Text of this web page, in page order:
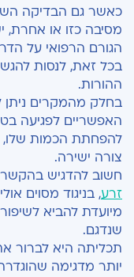
כאשר גם הבדיקה
מסיבה כזו או אחרת,
הגורם הרפואי על
בכל זאת, לנסות
ההורות.
בחלק מהמקרים
האפשריים לפגיעה
להפחתת הכמות שלו,
צורה ישירה.
חשוב להדגיש בהקשר
זרע, בניגוד מסוים
מיועדת להביא
שנדגם.
תכליתה היא לברור
יותר מדגימה